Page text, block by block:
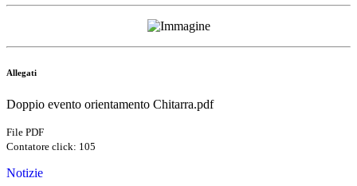
Allegati
Doppio evento orientamento Chitarra.pdf
File PDF
Contatore click: 105
Notizie